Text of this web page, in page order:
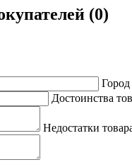
(0)
Город
Достоинства
Недостатки